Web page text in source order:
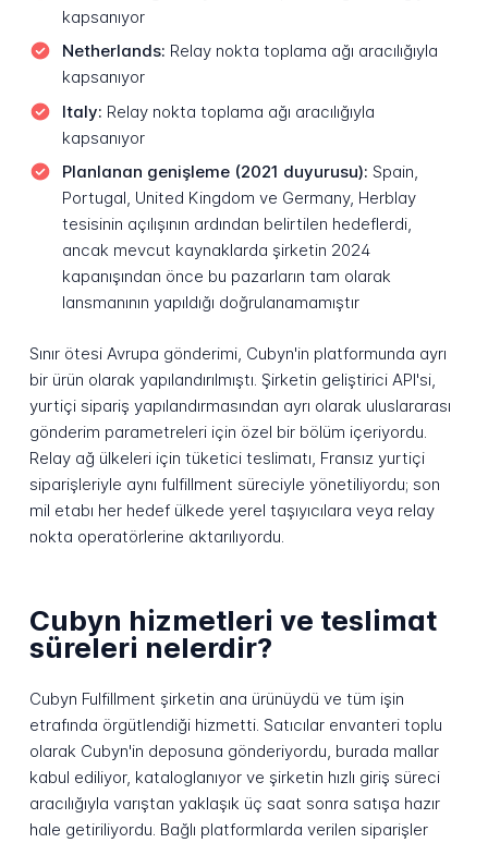
kapsanıyor
Netherlands: Relay nokta toplama ağı aracılığıyla
kapsanıyor
Italy: Relay nokta toplama ağı aracılığıyla
kapsanıyor
Planlanan genişleme (2021 duyurusu): Spain,
Portugal, United Kingdom ve Germany, Herblay
tesisinin açılışının ardından belirtilen hedeflerdi,
ancak mevcut kaynaklarda şirketin 2024
kapanışından önce bu pazarların tam olarak
lansmanının yapıldığı doğrulanamamıştır
Sınır ötesi Avrupa gönderimi, Cubyn'in platformunda ayrı
bir ürün olarak yapılandırılmıştı. Şirketin geliştirici API'si,
yurtiçi sipariş yapılandırmasından ayrı olarak uluslararası
gönderim parametreleri için özel bir bölüm içeriyordu.
Relay ağ ülkeleri için tüketici teslimatı, Fransız yurtiçi
siparişleriyle aynı fulfillment süreciyle yönetiliyordu; son
mil etabı her hedef ülkede yerel taşıyıcılara veya relay
nokta operatörlerine aktarılıyordu.
Cubyn hizmetleri ve teslimat
süreleri nelerdir?
Cubyn Fulfillment şirketin ana ürünüydü ve tüm işin
etrafında örgütlendiği hizmetti. Satıcılar envanteri toplu
olarak Cubyn'in deposuna gönderiyordu, burada mallar
kabul ediliyor, kataloglanıyor ve şirketin hızlı giriş süreci
aracılığıyla varıştan yaklaşık üç saat sonra satışa hazır
hale getiriliyordu. Bağlı platformlarda verilen siparişler